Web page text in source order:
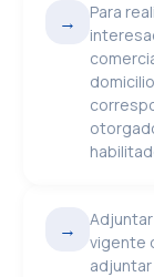
→
Para
→
vigente